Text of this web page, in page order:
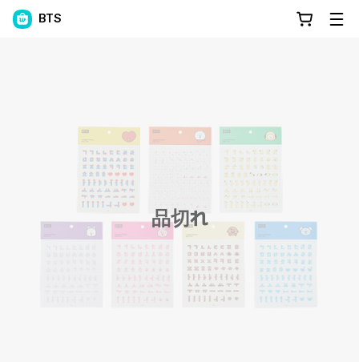
BTS
品切れ